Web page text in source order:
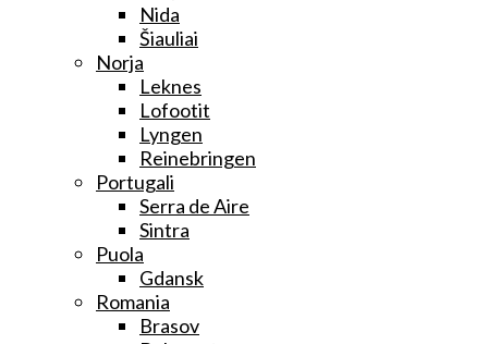
Nida
Šiauliai
Norja
Leknes
Lofootit
Lyngen
Reinebringen
Portugali
Serra de Aire
Sintra
Puola
Gdansk
Romania
Brasov